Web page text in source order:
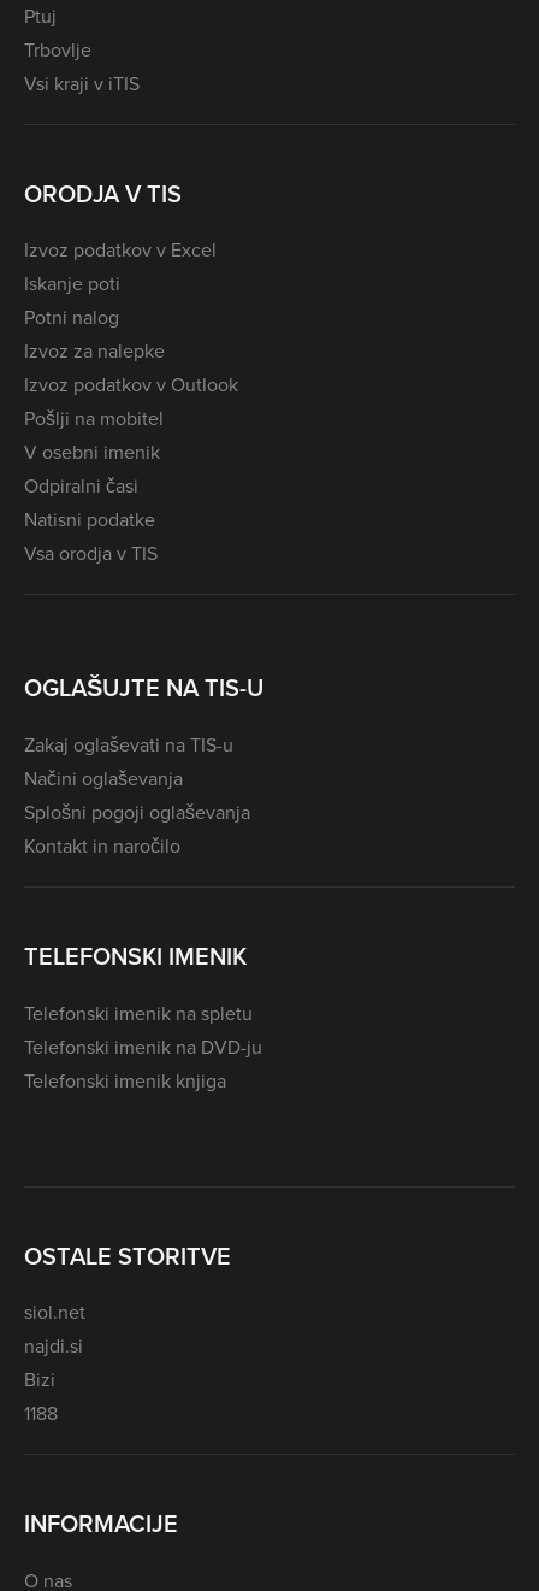
Ptuj
Trbovlje
Vsi kraji v iTIS
ORODJA V TIS
Izvoz podatkov v Excel
Iskanje poti
Potni nalog
Izvoz za nalepke
Izvoz podatkov v Outlook
Pošlji na mobitel
V osebni imenik
Odpiralni časi
Natisni podatke
Vsa orodja v TIS
OGLAŠUJTE NA TIS-U
Zakaj oglaševati na TIS-u
Načini oglaševanja
Splošni pogoji oglaševanja
Kontakt in naročilo
TELEFONSKI IMENIK
Telefonski imenik na spletu
Telefonski imenik na DVD-ju
Telefonski imenik knjiga
OSTALE STORITVE
siol.net
najdi.si
Bizi
1188
INFORMACIJE
O nas